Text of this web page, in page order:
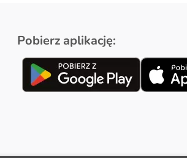
Pobierz aplikację: